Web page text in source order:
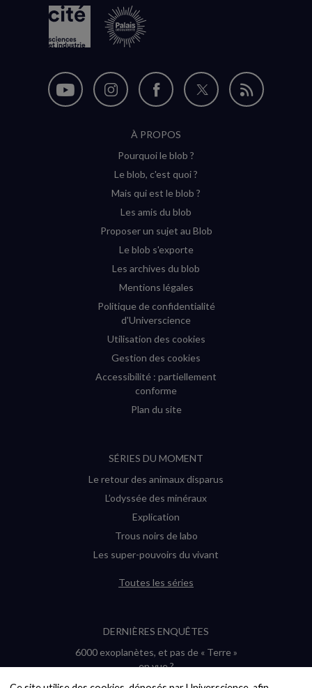
Nous
Nous
Instagram
(nouvelle
Nous
sur
Facebook
(nouvelle
Nous
Flux
À PROPOS
Pourquoi le blob ?
Le blob, c'est quoi ?
Mais qui est le blob ?
Les amis du blob
Proposer un sujet au Blob
Le blob s'exporte
Les archives du blob
Mentions légales
Politique de confidentialité
d'Universcience
Utilisation des cookies
Gestion des cookies
Accessibilité : partiellement
conforme
Plan du site
SÉRIES DU MOMENT
Le retour des animaux disparus
L’odyssée des minéraux
Explication
Trous noirs de labo
Les super-pouvoirs du vivant
Toutes les séries
DERNIÈRES ENQUÊTES
6000 exoplanètes, et pas de « Terre »
en vue ?
Quel avenir pour les cryptos ?